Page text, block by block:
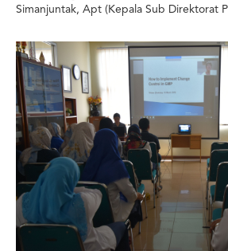
Simanjuntak, Apt (Kepala Sub Direktorat
Prekusor) kepada dr. Salimar Salim,
Provinsi DKI Jakarta) yang disaksikan
(Kepala Sub Direktorat Pengawasan
Biologi dan Sarana Khusus) dan
Seksi Penilaian Sarana Produksi Produk
Khusus), di Gedung Badan POM RI,
(20/03/2018). Sertifikat CPOB (GMP)
pada tanggal 29 Desember 2017 setelah
POM melakukan audit sertifikasi pada
2017. Sertifikat ini merupakan sebuah
hasil kerja keras seluruh staf UTD PMI